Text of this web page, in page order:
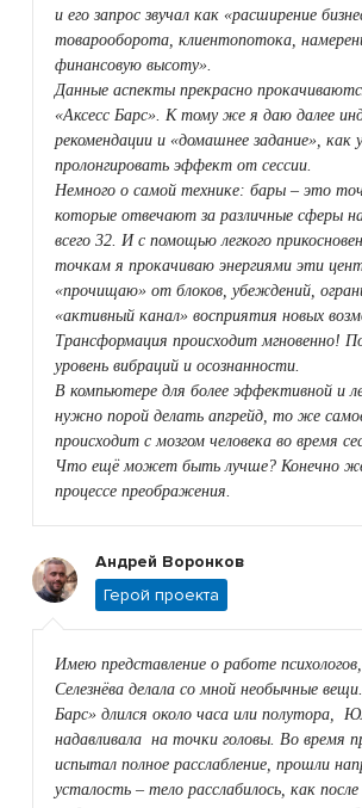
и его запрос звучал как «расширение
товарооборота, клиентопотока,
финансовую высоту».
Данные аспекты прекрасно
«Аксесс Барс». К тому же я даю далее
рекомендации и «домашнее задание», как
пролонгировать эффект от сессии.
Немного о самой технике: бары – это
которые отвечают за различные сферы
всего 32. И с помощью легкого
точкам я прокачиваю энергиями эти
«прочищаю» от блоков, убеждений,
«активный канал» восприятия новых
Трансформация происходит мгновенно!
уровень вибраций и осознанности.
В компьютере для более эффективной и
нужно порой делать апгрейд, то же
происходит с мозгом человека во время
Что ещё может быть лучше? Конечно
процессе преображения.
Андрей Воронков
Герой проекта
Имею представление о работе
Селезнёва делала со мной необычные
Барс» длился около часа или полутора,
надавливала на точки головы. Во время
испытал полное расслабление, прошли
усталость – тело расслабилось, как